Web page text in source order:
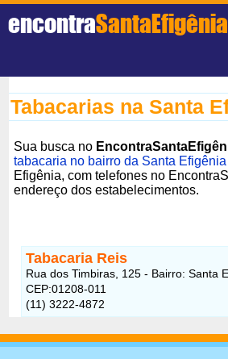
encontraSantaEfigênia
Tabacarias na Santa
Sua busca no
tabacaria no bairro da Santa Efigênia
Efigênia, com telefones no
endereço dos estabelecimentos.
Tabacaria Reis
Rua dos Timbiras, 125 - Bairro: Santa
CEP:01208-011
(11) 3222-4872